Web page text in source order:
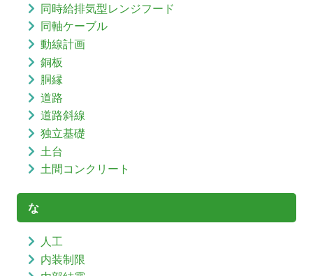
同時給排気型レンジフード
同軸ケーブル
動線計画
銅板
胴縁
道路
道路斜線
独立基礎
土台
土間コンクリート
な
人工
内装制限